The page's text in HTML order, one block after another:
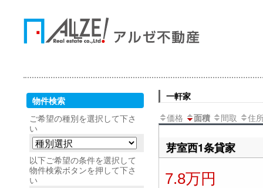
一軒家
価格 面積 間取 住
芽室西1条貸家
7.8万円
物件検索
ご希望の種別を選択して下さ
い
以下ご希望の条件を選択して
物件検索ボタンを押して下さ
い